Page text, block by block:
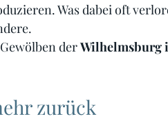
Was dabei oft
der Wilhelmsburg
zurück